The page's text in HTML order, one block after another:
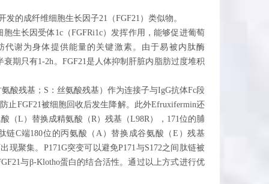
的成纤维细胞生长因子21（FGF21）类似物。
生长因受体1c（FGFRi1c）发挥作用，能够促进葡萄
代谢为身体提供能量的关键激素。由于易被内肽酶
衰期只有1-2h。FGF21是人体抑制肝脏内脂肪过度堆积
酸残基；S：丝氨酸残基）作为连接子与IgG抗体Fc段
止FGF21被细胞回收后发生降解。此外Efruxifermin还
（L）替换成精氨酸（R）残基（L98R），171位的脯
链C端180位的丙氨酸（A）替换成谷氨酸（E）残基
现聚集。P171G突变可以避免P171与S172之间肽链被
与β-Klotho蛋白的结合活性。通过以上方式进行优